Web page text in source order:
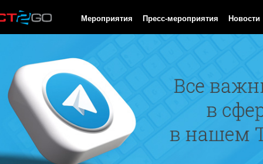
Мероприятия Пресс-мероприятия Новости